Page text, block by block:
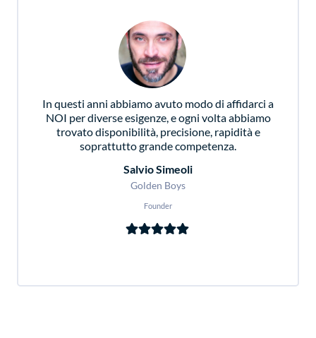
In questi anni abbiamo avuto modo di affidarci a
NOI per diverse esigenze, e ogni volta abbiamo
trovato disponibilità, precisione, rapidità e
soprattutto grande competenza.
Salvio Simeoli
Golden Boys
Founder